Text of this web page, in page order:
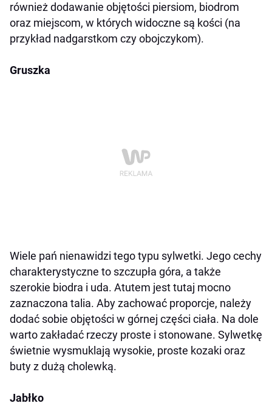
również dodawanie objętości piersiom, biodrom
oraz miejscom, w których widoczne są kości (na
przykład nadgarstkom czy obojczykom).
Gruszka
Wiele pań nienawidzi tego typu sylwetki. Jego cechy
charakterystyczne to szczupła góra, a także
szerokie biodra i uda. Atutem jest tutaj mocno
zaznaczona talia. Aby zachować proporcje, należy
dodać sobie objętości w górnej części ciała. Na dole
warto zakładać rzeczy proste i stonowane. Sylwetkę
świetnie wysmuklają wysokie, proste kozaki oraz
buty z dużą cholewką.
Jabłko